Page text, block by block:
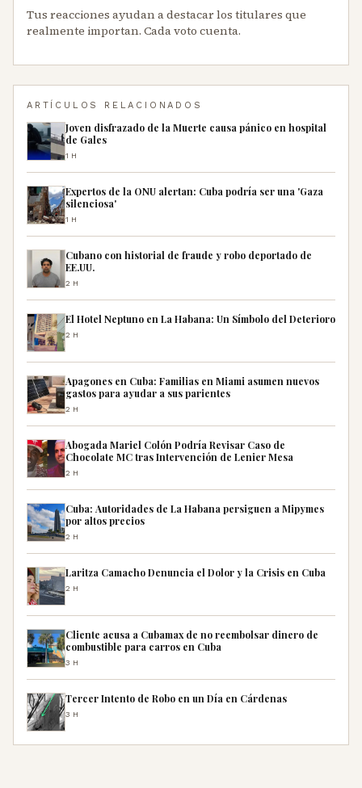
Tus reacciones ayudan a destacar los titulares que
realmente importan. Cada voto cuenta.
ARTÍCULOS RELACIONADOS
Joven disfrazado de la Muerte causa pánico en hospital
de Gales
1H
Expertos de la ONU alertan: Cuba podría ser una 'Gaza
silenciosa'
1H
Cubano con historial de fraude y robo deportado de
EE.UU.
2H
El Hotel Neptuno en La Habana: Un Símbolo del Deterioro
2H
Apagones en Cuba: Familias en Miami asumen nuevos
gastos para ayudar a sus parientes
2H
Abogada Mariel Colón Podría Revisar Caso de
Chocolate MC tras Intervención de Lenier Mesa
2H
Cuba: Autoridades de La Habana persiguen a Mipymes
por altos precios
2H
Laritza Camacho Denuncia el Dolor y la Crisis en Cuba
2H
Cliente acusa a Cubamax de no reembolsar dinero de
combustible para carros en Cuba
3H
Tercer Intento de Robo en un Día en Cárdenas
3H